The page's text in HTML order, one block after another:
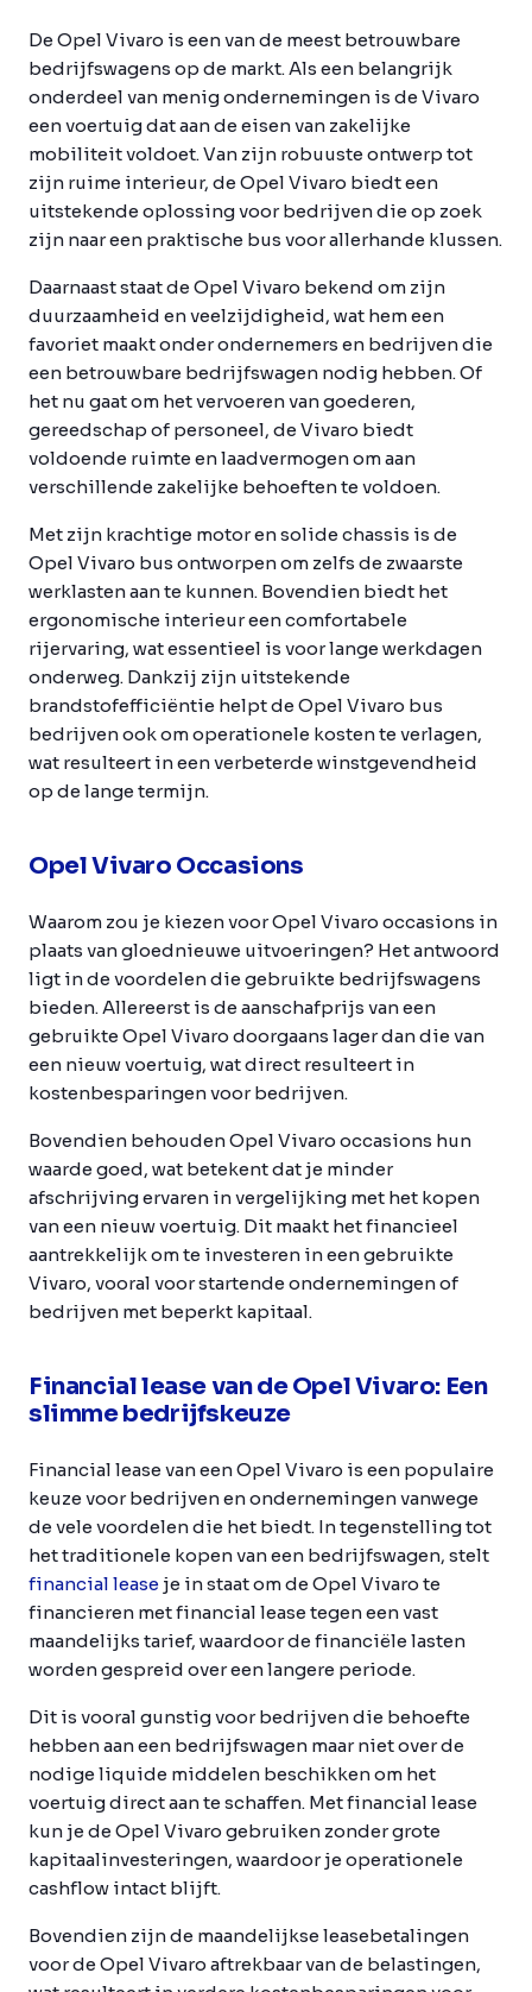
De Opel Vivaro is een van de meest betrouwbare
bedrijfswagens op de markt. Als een belangrijk
onderdeel van menig ondernemingen is de Vivaro
een voertuig dat aan de eisen van zakelijke
mobiliteit voldoet. Van zijn robuuste ontwerp tot
zijn ruime interieur, de Opel Vivaro biedt een
uitstekende oplossing voor bedrijven die op zoek
zijn naar een praktische bus voor allerhande klussen.
Daarnaast staat de Opel Vivaro bekend om zijn
duurzaamheid en veelzijdigheid, wat hem een
favoriet maakt onder ondernemers en bedrijven die
een betrouwbare bedrijfswagen nodig hebben. Of
het nu gaat om het vervoeren van goederen,
gereedschap of personeel, de Vivaro biedt
voldoende ruimte en laadvermogen om aan
verschillende zakelijke behoeften te voldoen.
Met zijn krachtige motor en solide chassis is de
Opel Vivaro bus ontworpen om zelfs de zwaarste
werklasten aan te kunnen. Bovendien biedt het
ergonomische interieur een comfortabele
rijervaring, wat essentieel is voor lange werkdagen
onderweg. Dankzij zijn uitstekende
brandstofefficiëntie helpt de Opel Vivaro bus
bedrijven ook om operationele kosten te verlagen,
wat resulteert in een verbeterde winstgevendheid
op de lange termijn.
Opel Vivaro Occasions
Waarom zou je kiezen voor Opel Vivaro occasions in
plaats van gloednieuwe uitvoeringen? Het antwoord
ligt in de voordelen die gebruikte bedrijfswagens
bieden. Allereerst is de aanschafprijs van een
gebruikte Opel Vivaro doorgaans lager dan die van
een nieuw voertuig, wat direct resulteert in
kostenbesparingen voor bedrijven.
Bovendien behouden Opel Vivaro occasions hun
waarde goed, wat betekent dat je minder
afschrijving ervaren in vergelijking met het kopen
van een nieuw voertuig. Dit maakt het financieel
aantrekkelijk om te investeren in een gebruikte
Vivaro, vooral voor startende ondernemingen of
bedrijven met beperkt kapitaal.
Financial lease van de Opel Vivaro: Een
slimme bedrijfskeuze
Financial lease van een Opel Vivaro is een populaire
keuze voor bedrijven en ondernemingen vanwege
de vele voordelen die het biedt. In tegenstelling tot
het traditionele kopen van een bedrijfswagen, stelt
financial lease je in staat om de Opel Vivaro te
financieren met financial lease tegen een vast
maandelijks tarief, waardoor de financiële lasten
worden gespreid over een langere periode.
Dit is vooral gunstig voor bedrijven die behoefte
hebben aan een bedrijfswagen maar niet over de
nodige liquide middelen beschikken om het
voertuig direct aan te schaffen. Met financial lease
kun je de Opel Vivaro gebruiken zonder grote
kapitaalinvesteringen, waardoor je operationele
cashflow intact blijft.
Bovendien zijn de maandelijkse leasebetalingen
voor de Opel Vivaro aftrekbaar van de belastingen,